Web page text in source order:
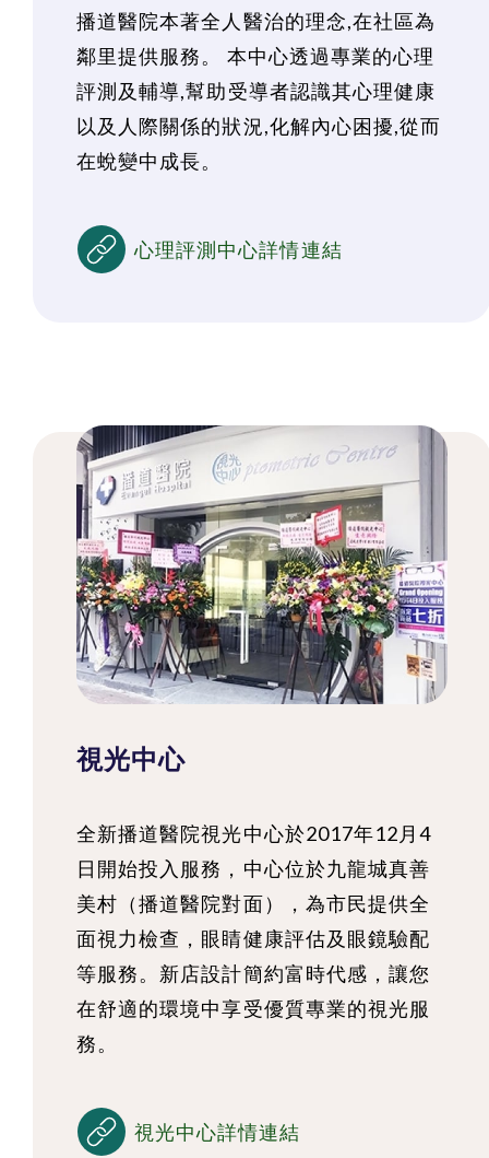
播道醫院本著全人醫治的理念,在社區為
鄰里提供服務。 本中心透過專業的心理
評測及輔導,幫助受導者認識其心理健康
以及人際關係的狀況,化解內心困擾,從而
在蛻變中成長。
心理評測中心詳情連結
視光中心
全新播道醫院視光中心於2017年12月4
日開始投入服務，中心位於九龍城真善
美村（播道醫院對面），為市民提供全
面視力檢查，眼睛健康評估及眼鏡驗配
等服務。新店設計簡約富時代感，讓您
在舒適的環境中享受優質專業的視光服
務。
視光中心詳情連結